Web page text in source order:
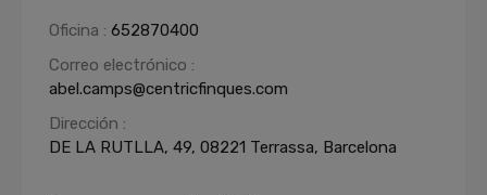
Oficina : 652870400
Correo electrónico :
abel.camps@centricfinques.com
Dirección :
DE LA RUTLLA, 49, 08221 Terrassa, Barcelona